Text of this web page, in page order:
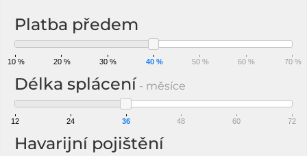
Platba předem
10 % 20 % 30 % 40 % 50 % 60 % 70 %
Délka splácení - měsíce
12 24 36 48 60 72
Havarijní pojištění